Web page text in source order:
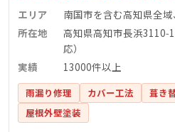
エリア
南国市を含む高知県全
所在地
高知県高知市長浜
応）
実績
13000件以上
雨漏り修理 カバー工法 葺き
屋根外壁塗装